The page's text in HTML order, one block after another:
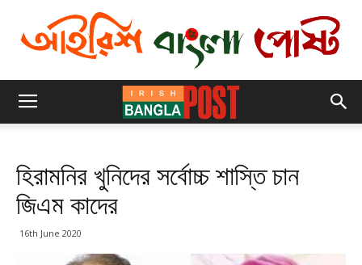
হিরামনির খুনিদের সর্বোচ্চ শাস্তি চান
জিএম কাদের
16th June 2020